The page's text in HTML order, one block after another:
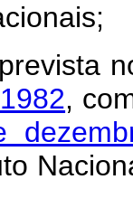
,